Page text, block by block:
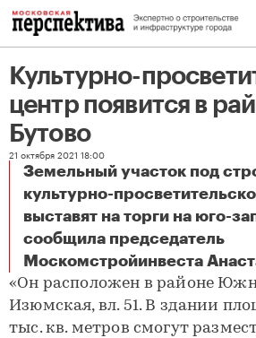
Культурно-
центр появится в
Бутово
21 октября 2021 18:00
Земельный участок под
культурно-
выставят на торги на юго-
сообщила председатель
Москомстройинвеста
«Он расположен в районе
Изюмская, вл. 51. В здании
тыс. кв. метров смогут